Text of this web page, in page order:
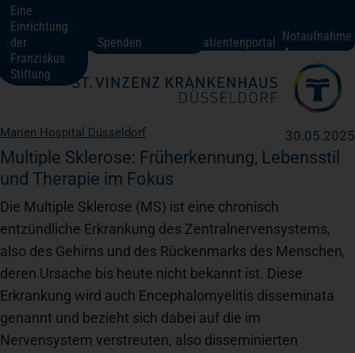
Eine
Einrichtung
der
Franziskus
Stiftung
Spenden Patientenportal Notaufnahme
St. Vinzenz-Krankenhaus Düsseldorf
Patienten + Besucher
Über uns
Karriere
Kontakt
Marien Hospital Düsseldorf 30.05.2025
Multiple Sklerose: Früherkennung, Lebensstil
und Therapie im Fokus
Die Multiple Sklerose (MS) ist eine chronisch
entzündliche Erkrankung des Zentralnervensystems,
also des Gehirns und des Rückenmarks des Menschen,
deren Ursache bis heute nicht bekannt ist. Diese
Erkrankung wird auch Encephalomyelitis disseminata
genannt und bezieht sich dabei auf die im
Nervensystem verstreuten, also disseminierten